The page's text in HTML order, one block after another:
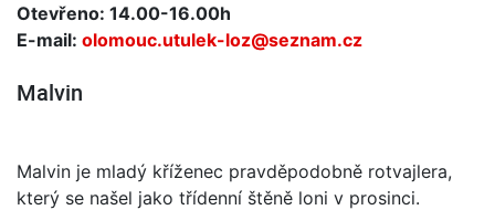
Otevřeno: 14.00-16.00h
E-mail: olomouc.utulek-loz@seznam.cz
Malvin
Malvin je mladý kříženec pravděpodobně rotvajlera,
který se našel jako třídenní štěně loni v prosinci.